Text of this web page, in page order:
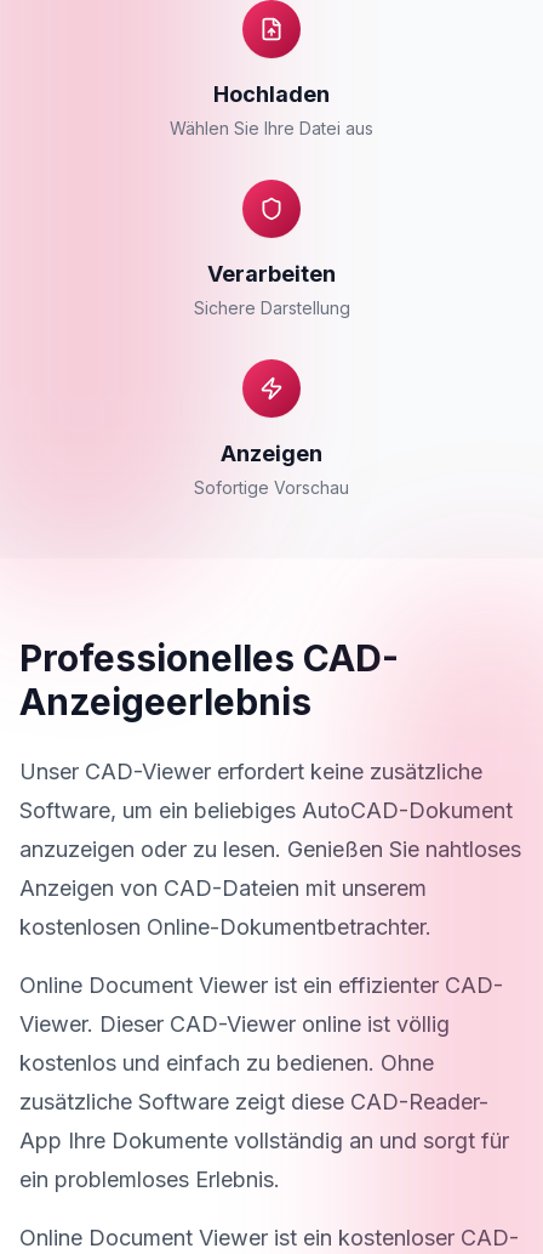
Hochladen
Wählen Sie Ihre Datei aus
Verarbeiten
Sichere Darstellung
Anzeigen
Sofortige Vorschau
Professionelles CAD-
Anzeigeerlebnis
Unser CAD-Viewer erfordert keine zusätzliche
Software, um ein beliebiges AutoCAD-Dokument
anzuzeigen oder zu lesen. Genießen Sie nahtloses
Anzeigen von CAD-Dateien mit unserem
kostenlosen Online-Dokumentbetrachter.
Online Document Viewer ist ein effizienter CAD-
Viewer. Dieser CAD-Viewer online ist völlig
kostenlos und einfach zu bedienen. Ohne
zusätzliche Software zeigt diese CAD-Reader-
App Ihre Dokumente vollständig an und sorgt für
ein problemloses Erlebnis.
Online Document Viewer ist ein kostenloser CAD-